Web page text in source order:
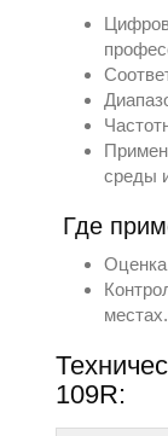
среды
Где
местах.
109R: